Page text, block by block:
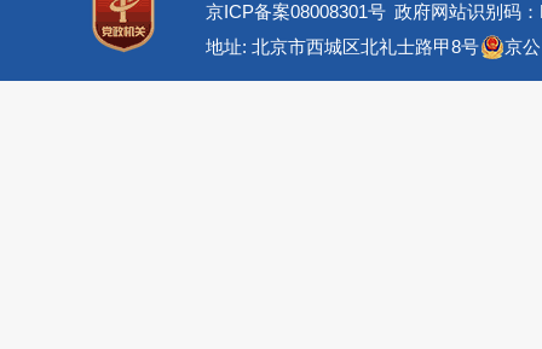
京ICP备案08008301号 政府网站识别码
地址: 北京市西城区北礼士路甲8号
京